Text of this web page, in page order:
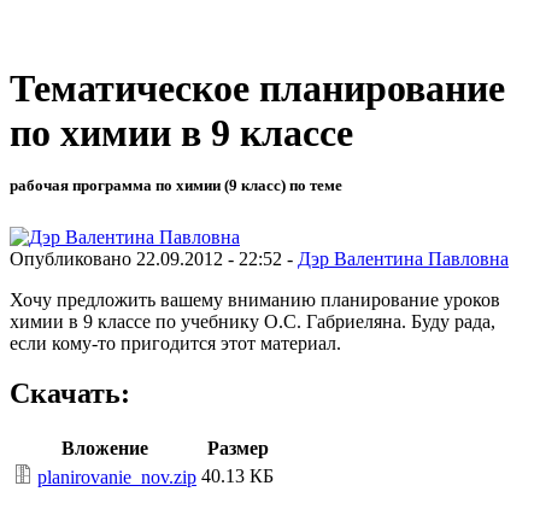
Тематическое планирование
по химии в 9 классе
рабочая программа по химии (9 класс) по теме
Опубликовано 22.09.2012 - 22:52 - Дэр Валентина Павловна
Хочу предложить вашему вниманию планирование уроков
химии в 9 классе по учебнику О.С. Габриеляна. Буду рада,
если кому-то пригодится этот материал.
Скачать:
Вложение
Размер
planirovanie_nov.zip 40.13 КБ